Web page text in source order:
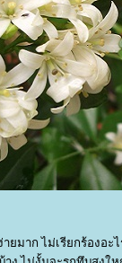
ยมาก ไม่เรียกร้องอ